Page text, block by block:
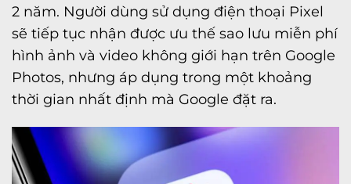
2 năm. Người dùng sử dụng điện thoại Pixel
sẽ tiếp tục nhận được ưu thế sao lưu miễn phí
hình ảnh và video không giới hạn trên Google
Photos, nhưng áp dụng trong một khoảng
thời gian nhất định mà Google đặt ra.